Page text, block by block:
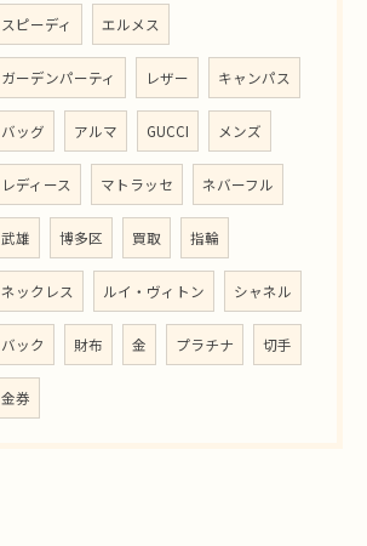
スピーディ エルメス
ガーデンパーティ レザー キャンパス
バッグ アルマ GUCCI メンズ
レディース マトラッセ ネバーフル
武雄 博多区 買取 指輪
ネックレス ルイ・ヴィトン シャネル
バック 財布 金 プラチナ 切手
金券